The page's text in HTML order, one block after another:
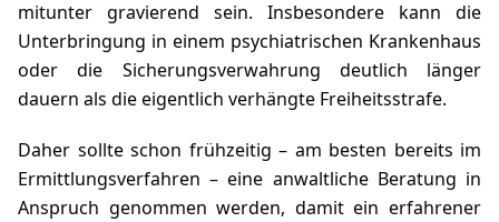
mitunter gravierend sein. Insbesondere kann die
Unterbringung in einem psychiatrischen Krankenhaus
oder die Sicherungsverwahrung deutlich länger
dauern als die eigentlich verhängte Freiheitsstrafe.
Daher sollte schon frühzeitig – am besten bereits im
Ermittlungsverfahren – eine anwaltliche Beratung in
Anspruch genommen werden, damit ein erfahrener